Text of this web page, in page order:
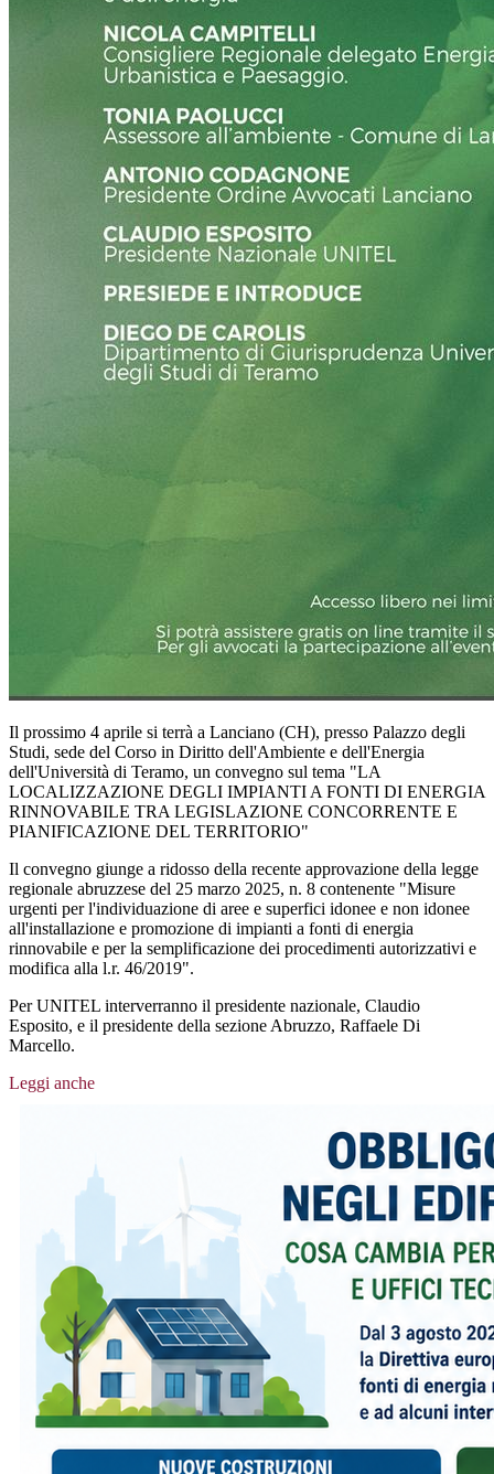
Il prossimo 4 aprile si terrà a Lanciano (CH), presso Palazzo degli
Studi, sede del Corso in Diritto dell'Ambiente e dell'Energia
dell'Università di Teramo, un convegno sul tema "LA
LOCALIZZAZIONE DEGLI IMPIANTI A FONTI DI ENERGIA
RINNOVABILE TRA LEGISLAZIONE CONCORRENTE E
PIANIFICAZIONE DEL TERRITORIO"
Il convegno giunge a ridosso della recente approvazione della legge
regionale abruzzese del 25 marzo 2025, n. 8 contenente "Misure
urgenti per l'individuazione di aree e superfici idonee e non idonee
all'installazione e promozione di impianti a fonti di energia
rinnovabile e per la semplificazione dei procedimenti autorizzativi e
modifica alla l.r. 46/2019".
Per UNITEL interverranno il presidente nazionale, Claudio
Esposito, e il presidente della sezione Abruzzo, Raffaele Di
Marcello.
Leggi anche